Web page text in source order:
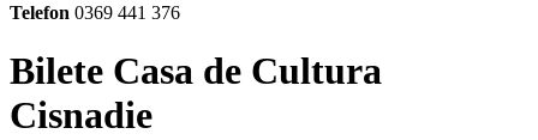
Telefon 0369 441 376
Bilete Casa de Cultura
Cisnadie